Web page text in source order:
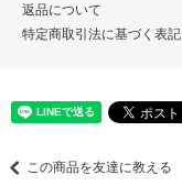
返品について
特定商取引法に基づく表記
この商品を友達に教える